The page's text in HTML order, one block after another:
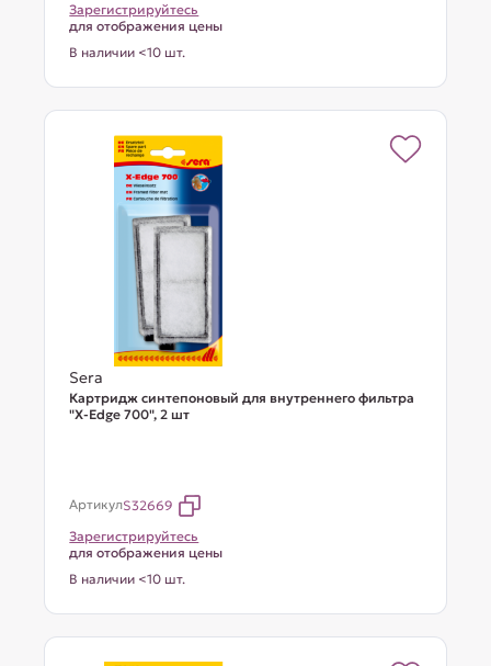
Зарегистрируйтесь
для отображения цены
В наличии <10 шт.
Sera
Картридж синтепоновый для внутреннего фильтра
"X-Edge 700", 2 шт
АртикулS32669
Зарегистрируйтесь
для отображения цены
В наличии <10 шт.